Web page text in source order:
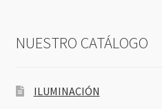
NUESTRO CATÁLOGO
ILUMINACIÓN